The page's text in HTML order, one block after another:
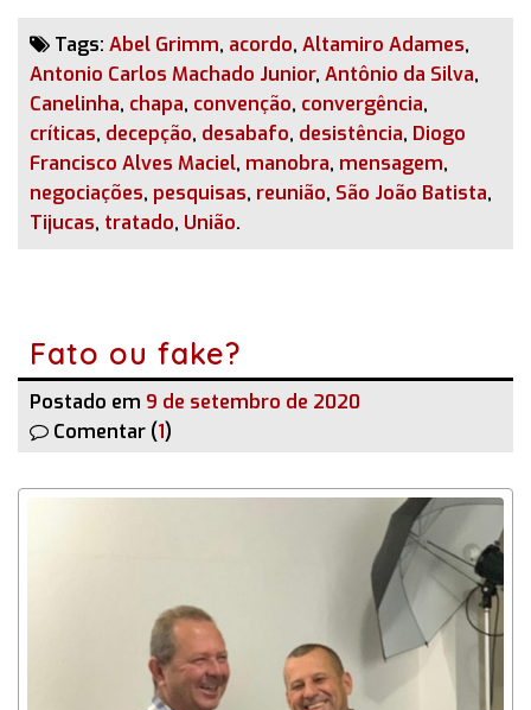
Tags: Abel Grimm, acordo, Altamiro Adames,
Antonio Carlos Machado Junior, Antônio da Silva,
Canelinha, chapa, convenção, convergência,
críticas, decepção, desabafo, desistência, Diogo
Francisco Alves Maciel, manobra, mensagem,
negociações, pesquisas, reunião, São João Batista,
Tijucas, tratado, União.
Fato ou fake?
Postado em 9 de setembro de 2020
Comentar (1)